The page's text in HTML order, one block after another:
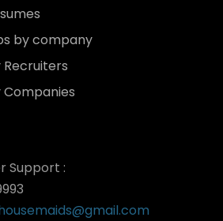
by company
Support :